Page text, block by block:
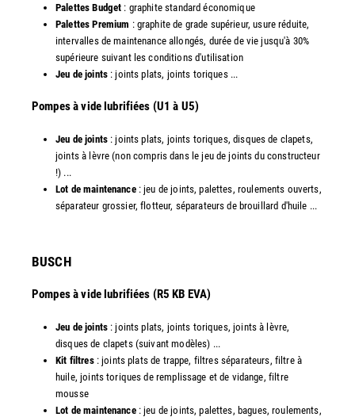
Palettes Budget : graphite standard économique
Palettes Premium : graphite de grade supérieur, usure réduite,
intervalles de maintenance allongés, durée de vie jusqu'à 30%
supérieure suivant les conditions d'utilisation
Jeu de joints: joints plats, joints toriques ...
​Pompes à vide lubrifiées (U1 à U5)
Jeu de joints: joints plats, joints toriques, disques de clapets,
joints à lèvre (non compris dans le jeu de joints du constructeur
!) ...
Lot de maintenance: jeu de joints, palettes, roulements ouverts,
séparateur grossier, flotteur, séparateurs de brouillard d'huile ...
​BUSCH
Pompes à vide lubrifiées (R5 KB EVA)
Jeu de joints : joints plats, joints toriques, joints à lèvre,
disques de clapets (suivant modèles) ...
Kit filtres: joints plats de trappe, filtres séparateurs, filtre à
huile, joints toriques de remplissage et de vidange, filtre
mousse
Lot de maintenance: jeu de joints, palettes, bagues, roulements,